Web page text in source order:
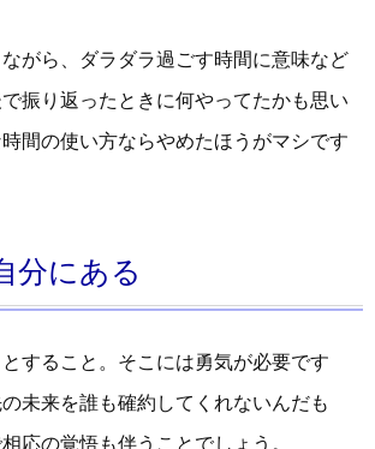
がら、ダラダラ過ごす時間に意味など
振り返ったときに何やってたかも思い
間の使い方ならやめたほうがマシです
分にある
すること。そこには勇気が必要です
未来を誰も確約してくれないんだも
応の覚悟も伴うことでしょう。